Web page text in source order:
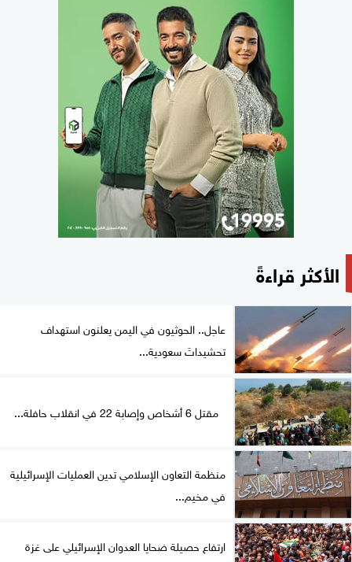
الأكثر قراءةً
عاجل.. الحوثيون في اليمن يعلنون استهداف
تحشيداتَ سعودية...
مقتل 6 أشخاص وإصابة 22 في انقلاب حافلة...
منظمة التعاون الإسلامي تدين العمليات الإسرائيلية
في مخيم...
ارتفاع حصيلة ضحايا العدوان الإسرائيلي على غزة